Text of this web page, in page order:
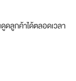
ดลูกค้าได้ตลอดเวลา